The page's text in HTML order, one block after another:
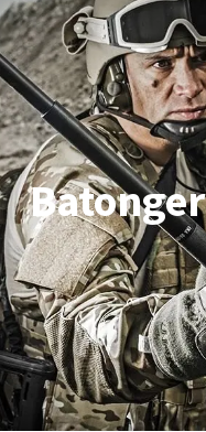
Batonger